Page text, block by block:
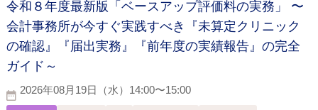
令和８年度最新版「ベースアップ評価料の実務」 〜
会計事務所が今すぐ実践すべき『未算定クリニック
の確認』『届出実務』『前年度の実績報告』の完全
ガイド～
2026年08月19日（水）14:00〜15:00